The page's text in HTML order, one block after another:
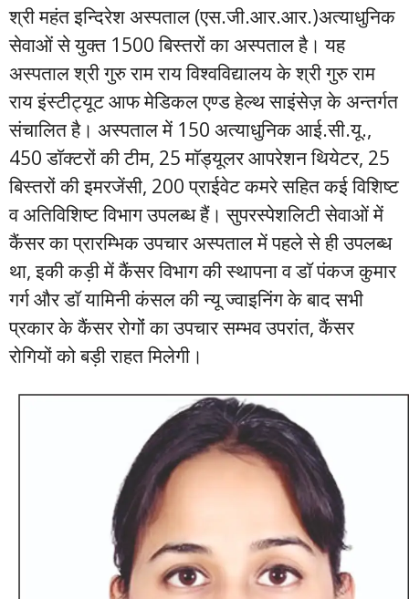
श्री महंत इन्दिरेश अस्पताल (एस.जी.आर.आर.)अत्याधुनिक
सेवाओं से युक्त 1500 बिस्तरों का अस्पताल है। यह
अस्पताल श्री गुरु राम राय विश्वविद्यालय के श्री गुरु राम
राय इंस्टीट्यूट आफ मेडिकल एण्ड हेल्थ साइंसेज़ के अन्तर्गत
संचालित है। अस्पताल में 150 अत्याधुनिक आई.सी.यू.,
450 डाॅक्टरों की टीम, 25 माॅड्यूलर आपरेशन थियेटर, 25
बिस्तरों की इमरजेंसी, 200 प्राईवेट कमरे सहित कई विशिष्ट
व अतिविशिष्ट विभाग उपलब्ध हैं। सुपरस्पेशलिटी सेवाओं में
कैंसर का प्रारम्भिक उपचार अस्पताल में पहले से ही उपलब्ध
था, इकी कड़ी में कैंसर विभाग की स्थापना व डाॅ पंकज कुमार
गर्ग और डाॅ यामिनी कंसल की न्यू ज्वाइनिंग के बाद सभी
प्रकार के कैंसर रोगोंं का उपचार सम्भव उपरांत, कैंसर
रोगियों को बड़ी राहत मिलेगी।